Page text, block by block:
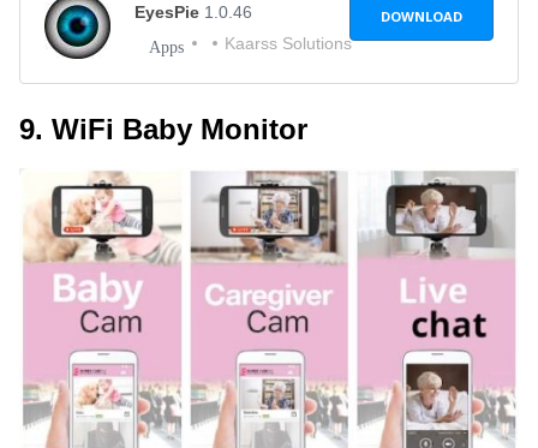
EyesPie 1.0.46
Apps Kaarss Solutions
DOWNLOAD
9. WiFi Baby Monitor